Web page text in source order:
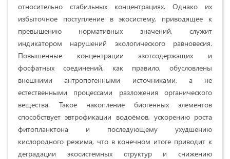
относительно стабильных концентрациях. Однако их
избыточное поступление в экосистему, приводящее к
превышению нормативных значений, служит
индикатором нарушений экологического равновесия.
Повышенные концентрации азотсодержащих и
фосфатных соединений, как правило, обусловлены
внешними антропогенными источниками, а не
естественными процессами разложения органического
вещества. Такое накопление биогенных элементов
способствует эвтрофикации водоёмов, ускорению роста
фитопланктона и последующему ухудшению
кислородного режима, что в конечном итоге приводит к
деградации экосистемных структур и снижению